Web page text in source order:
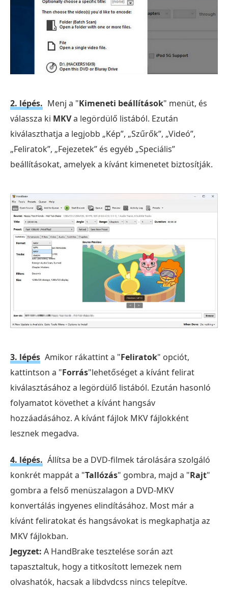
2. lépés. Menj a "Kimeneti beállítások" menüt, és
válassza ki MKVa legördülő listából. Ezután
kiválaszthatja a legjobb „Kép”, „Szűrők”, „Videó”,
„Feliratok”, „Fejezetek” és egyéb „Speciális”
beállításokat, amelyek a kívánt kimenetet biztosítják.
3. lépés Amikor rákattint a "Feliratok" opciót,
kattintson a "Forrás"lehetőséget a kívánt felirat
kiválasztásához a legördülő listából. Ezután hasonló
folyamatot követhet a kívánt hangsáv
hozzáadásához. A kívánt fájlok MKV fájlokként
lesznek megadva.
4. lépés. Állítsa be a DVD-filmek tárolására szolgáló
konkrét mappát a "Tallózás" gombra, majd a "Rajt"
gombra a felső menüszalagon a DVD-MKV
konvertálás ingyenes elindításához. Most már a
kívánt feliratokat és hangsávokat is megkaphatja az
MKV fájlokban.
Jegyzet: A HandBrake tesztelése során azt
tapasztaltuk, hogy a titkosított lemezek nem
olvashatók, hacsak a libdvdcss nincs telepítve.